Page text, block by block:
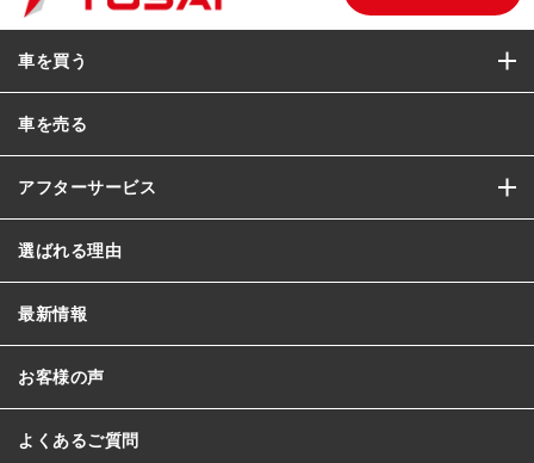
車を買う
車を売る
アフターサービス
選ばれる理由
最新情報
お客様の声
よくあるご質問